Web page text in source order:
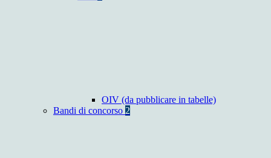
OIV (da pubblicare in tabelle)
Bandi di concorso 2